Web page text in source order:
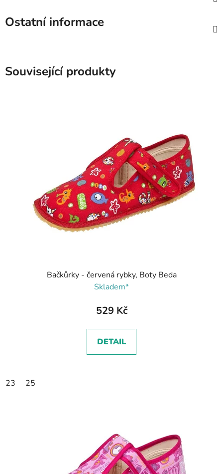
Ostatní informace
Související produkty
Bačkůrky - červená rybky, Boty Beda
Skladem*
529 Kč
DETAIL
23 25